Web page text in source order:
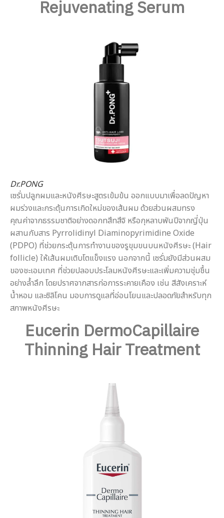
Rejuvenating Serum
Dr.PONG
เซรั่มปลูกผมและหนังศีรษะสูตรเข้มข้น ออกแบบมาเพื่อลดปัญหา
ผมร่วงและกระตุ้นการเกิดใหม่ของเส้นผม ด้วยส่วนผสมทรง
คุณค่าจากธรรมชาติอย่างดอกทสึทสึจิ หรือกุหลาบพันปีจากญี่ปุ่น
ผสานกับสาร Pyrrolidinyl Diaminopyrimidine Oxide
(PDPO) ที่ช่วยกระตุ้นการทำงานของรูขุมขนบนหนังศีรษะ (Hair
follicle) ให้เส้นผมเติบโตแข็งแรง นอกจากนี้ เซรั่มยังมีส่วนผสม
ของชะเอมเทศ ที่ช่วยปลอบประโลมหนังศีรษะและเพิ่มความชุ่มชื้น
อย่างล้ำลึก โดยปราศจากสารก่อการระคายเคือง เช่น สีสังเคราะห์
น้ำหอม และซิลิโคน มอบการดูแลที่อ่อนโยนและปลอดภัยสำหรับทุก
สภาพหนังศีรษะ
Eucerin DermoCapillaire
Thinning Hair Treatment